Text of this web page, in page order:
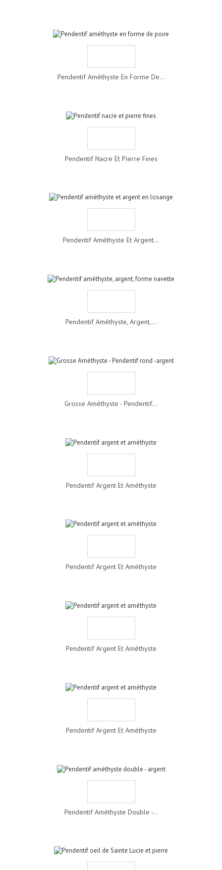
Pendentif Améthyste En Forme De...
Pendentif Nacre Et Pierre Fines
Pendentif Améthyste Et Argent...
Pendentif Améthyste, Argent,...
Grosse Améthyste - Pendentif...
Pendentif Argent Et Améthyste
Pendentif Argent Et Améthyste
Pendentif Argent Et Améthyste
Pendentif Argent Et Améthyste
Pendentif Améthyste Double -...